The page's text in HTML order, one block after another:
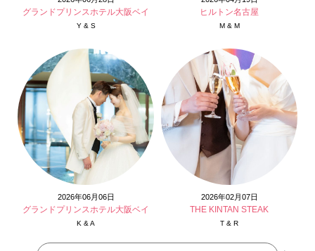
グランドプリンスホテル大阪ベイ
Y & S
ヒルトン名古屋
M & M
2026年06月06日
グランドプリンスホテル大阪ベイ
K & A
2026年02月07日
THE KINTAN STEAK
T & R